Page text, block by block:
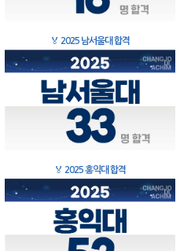
🏅 2025 남서울대 합격
🏅 2025 홍익대 합격